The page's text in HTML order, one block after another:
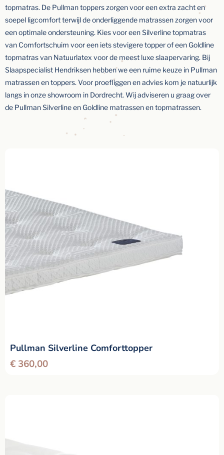
topmatras. De Pullman toppers zorgen voor een extra zacht en
soepel ligcomfort terwijl de onderliggende matrassen zorgen voor
een optimale ondersteuning. Kies voor een Silverline topmatras
van Comfortschuim voor een iets stevigere topper of een Goldline
topmatras van Natuurlatex voor de meest luxe slaapervaring. Bij
Slaapspecialist Hendriksen hebben we een ruime keuze in Pullman
matrassen en toppers. Voor proefliggen en advies kom je natuurlijk
langs in onze showroom in Dordrecht. Wij adviseren u graag over
de Pullman Silverline en Goldline matrassen en topmatrassen.
Pullman Silverline Comforttopper
€ 360,00